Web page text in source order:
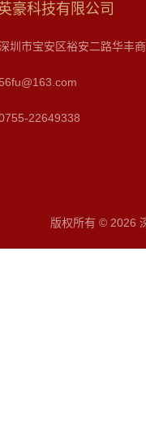
豪科技有限公司
圳市宝安区裕安二路华丰
22649338
版权所有 © 2026